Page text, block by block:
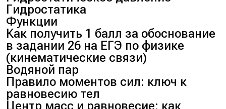
Гидростатика
Функции
Как получить 1 балл за обоснование
в задании 26 на ЕГЭ по физике
(кинематические связи)
Водяной пар
Правило моментов сил: ключ к
равновесию тел
Центр масс и равновесие: как